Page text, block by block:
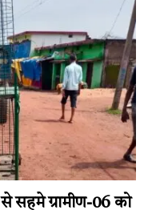
सहमे ग्रामीण-06 को